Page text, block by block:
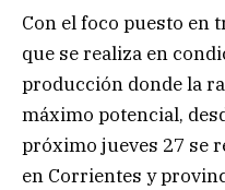
Con el foco puesto en
que se realiza en
producción donde la
máximo potencial,
próximo jueves 27 se
en Corrientes y